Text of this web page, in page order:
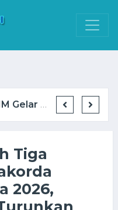
PT SMM Gelar Kuliah Umum di Politeknik Muara Teweh, Dorong Kesiapan Talenta Loka ...
Tiga
2026,